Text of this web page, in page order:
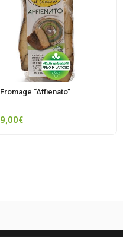
Fromage “Affienato”
9,00€